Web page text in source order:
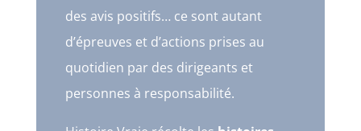
des avis positifs… ce sont autant
d’épreuves et d’actions prises au
quotidien par des dirigeants et
personnes à responsabilité.